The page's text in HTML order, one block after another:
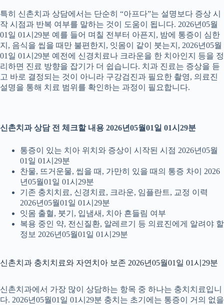
특히 신촌치과 상담에서는 단순히 “아프다”는 설명보다 증상 시
작 시점과 반복 여부를 말하는 것이 도움이 됩니다. 2026년05월
01일 01시29분 예를 들어 며칠 전부터 아픈지, 밤에 통증이 심한
지, 음식을 씹을 때만 불편한지, 잇몸이 같이 붓는지, 2026년05월
01일 01시29분 예전에 신경치료나 크라운을 한 치아인지 등을 정
리하면 진료 방향을 잡기가 더 쉽습니다. 치과 진료는 증상을 듣
고 바로 결정되는 것이 아니라 구강검진과 필요한 촬영, 의료진
설명을 통해 치료 범위를 확인하는 과정이 필요합니다.
신촌치과 상담 전 체크할 내용 2026년05월01일 01시29분
통증이 있는 치아 위치와 증상이 시작된 시점 2026년05월
01일 01시29분
찬물, 뜨거운물, 씹을 때, 가만히 있을 때의 통증 차이 2026
년05월01일 01시29분
기존 충치치료, 신경치료, 크라운, 임플란트, 교정 이력
2026년05월01일 01시29분
잇몸 출혈, 붓기, 입냄새, 치아 흔들림 여부
복용 중인 약, 전신질환, 알레르기 등 의료진에게 알려야 할
정보 2026년05월01일 01시29분
신촌치과 충치치료와 자연치아 보존 2026년05월01일 01시29분
신촌치과에서 가장 많이 상담하는 항목 중 하나는 충치치료입니
다. 2026년05월01일 01시29분 충치는 초기에는 통증이 거의 없을